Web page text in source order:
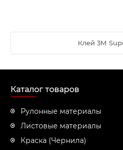
Клей 3М
Каталог товаров
Рулонные материалы
Листовые материалы
Краска (Чернила)